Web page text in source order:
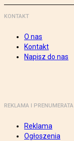
KONTAKT
O nas
Kontakt
Napisz do nas
REKLAMA I PRENUMERATA
Reklama
Ogłoszenia